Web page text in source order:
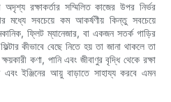
অদৃশ্য রক্ষাকর্তার সম্মিলিত কাজের উপর নির্ভর
মধ্যে সবচেয়ে কম আকর্ষণীয় কিন্তু সবচেয়ে
ফ্লিট ম্যানেজার, বা একজন সতর্ক গাড়ির
কীভাবে বেছে নিতে হয় তা জানা থাকলে তা
কণা, পানি এবং জীবাণুর বৃদ্ধি থেকে রক্ষা
ইঞ্জিনের আয়ু বাড়াতে সাহায্য করবে এমন